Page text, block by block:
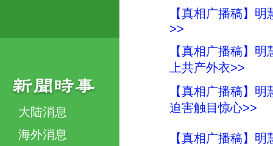
大陆消息
海外消息
【真相广播稿】
>>
【真相广播稿】
上共产外衣>>
【真相广播稿】
迫害触目惊心>>
【真相广播稿】